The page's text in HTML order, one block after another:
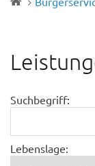
Suchbegriff:
Lebenslage: